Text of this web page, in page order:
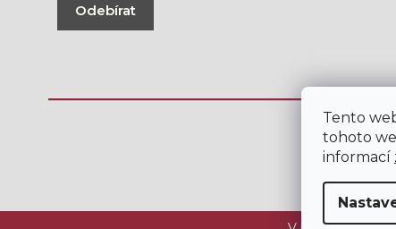
Tento
tohoto
informací
Odebírat